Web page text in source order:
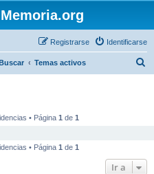
Identificarse
Registrarse
Temas activos
• Página 1 de 1
• Página 1 de 1
Ir a